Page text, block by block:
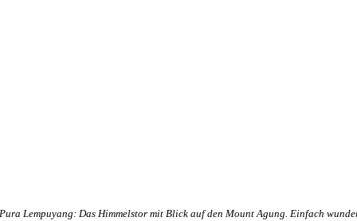
Pura Lempuyang: Das Himmelstor mit Blick auf den Mount Agung. Einfach